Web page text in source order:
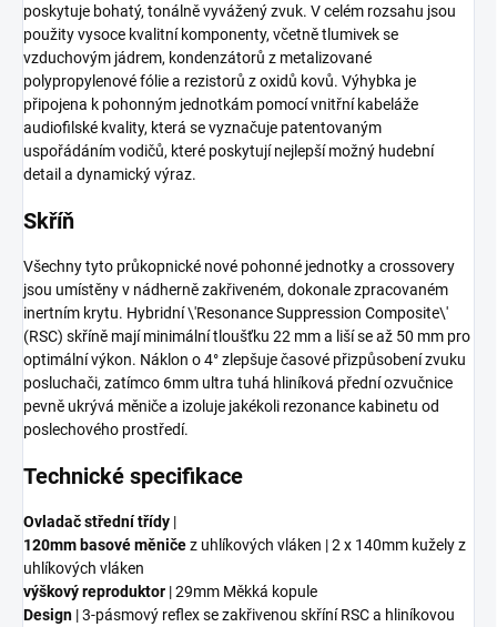
poskytuje bohatý, tonálně vyvážený zvuk. V celém rozsahu jsou
použity vysoce kvalitní komponenty, včetně tlumivek se
vzduchovým jádrem, kondenzátorů z metalizované
polypropylenové fólie a rezistorů z oxidů kovů. Výhybka je
připojena k pohonným jednotkám pomocí vnitřní kabeláže
audiofilské kvality, která se vyznačuje patentovaným
uspořádáním vodičů, které poskytují nejlepší možný hudební
detail a dynamický výraz.
Skříň
Všechny tyto průkopnické nové pohonné jednotky a crossovery
jsou umístěny v nádherně zakřiveném, dokonale zpracovaném
inertním krytu. Hybridní \'Resonance Suppression Composite\'
(RSC) skříně mají minimální tloušťku 22 mm a liší se až 50 mm pro
optimální výkon. Náklon o 4° zlepšuje časové přizpůsobení zvuku
posluchači, zatímco 6mm ultra tuhá hliníková přední ozvučnice
pevně ukrývá měniče a izoluje jakékoli rezonance kabinetu od
poslechového prostředí.
Technické specifikace
Ovladač střední třídy |
120mm basové měničez uhlíkových vláken | 2 x 140mm kužely z
uhlíkových vláken
výškový reproduktor | 29mm Měkká kopule
Design | 3-pásmový reflex se zakřivenou skříní RSC a hliníkovou